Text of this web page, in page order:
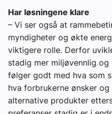
Har løsningene klare
– Vi ser også at
myndigheter og økte
viktigere rolle. Derfor
stadig mer miljøvennlig
følger godt med hva som
hva forbrukerne ønsker
alternative produkter